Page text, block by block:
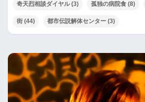
奇天烈相談ダイヤル(3) 孤独の病院食 (8)
街 (44) 都市伝説解体センター (3)